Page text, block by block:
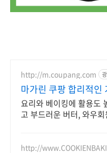
http://m.coupang.com
마가린 쿠팡 합리적인
요리와 베이킹에 활용도
고 부드러운 버터, 와우
http://